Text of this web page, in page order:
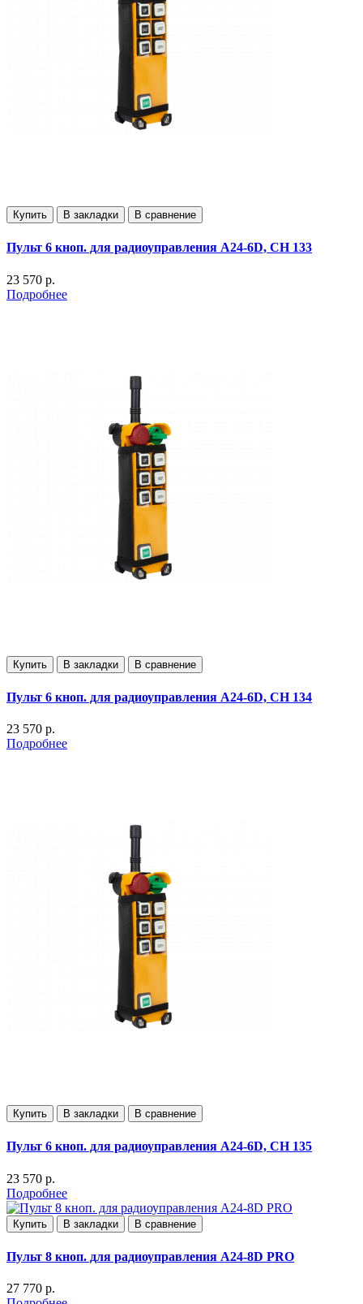
Купить В закладки В сравнение
Пульт 6 кноп. для радиоуправления А24-6D, СН 133
23 570 р.
Подробнее
Купить В закладки В сравнение
Пульт 6 кноп. для радиоуправления А24-6D, СН 134
23 570 р.
Подробнее
Купить В закладки В сравнение
Пульт 6 кноп. для радиоуправления А24-6D, СН 135
23 570 р.
Подробнее
Купить В закладки В сравнение
Пульт 8 кноп. для радиоуправления А24-8D PRO
27 770 р.